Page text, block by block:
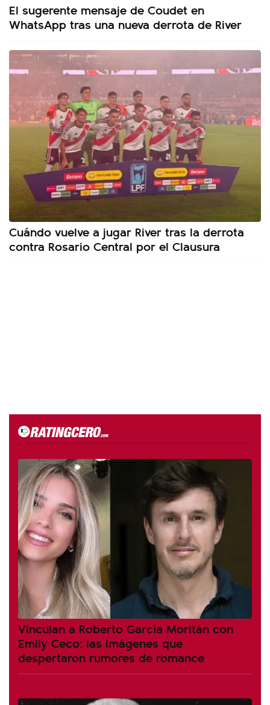
El sugerente mensaje de Coudet en
WhatsApp tras una nueva derrota de River
Cuándo vuelve a jugar River tras la derrota
contra Rosario Central por el Clausura
Vinculan a Roberto García Moritán con
Emily Ceco: las imágenes que
despertaron rumores de romance